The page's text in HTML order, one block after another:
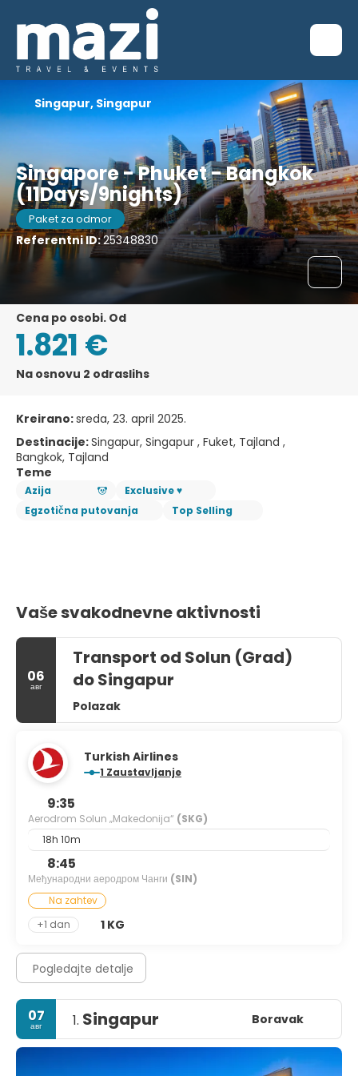
Singapore - Phuket - Bangkok
(11Days/9nights)
Paket za odmor
Referentni ID:25348830
Singapur, Singapur
Cena po osobi. Od
1.821 €
Na osnovu 2 odraslihs
Kreirano:sreda, 23. april 2025.
Destinacije:Singapur, Singapur , Fuket, Tajland ,
Bangkok, Tajland
Teme
Azija
Exclusive ♥
Egzotična putovanja
Top Selling
Vaše svakodnevne aktivnosti
06
авг
Transport od Solun (Grad)
do Singapur
Polazak
Turkish Airlines
1 Zaustavljanje
9:35
Aerodrom Solun „Makedonija“ (SKG)
18h 10m
8:45
Међународни аеродром Чанги (SIN)
Na zahtev
+1 dan
1 KG
Pogledajte detalje
07
авг 1. Singapur Boravak